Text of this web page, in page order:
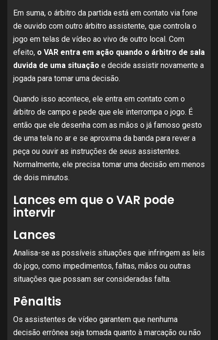
Em suma, o árbitro da partida está em contato via fone
de ouvido com outro árbitro assistente, que controla o
jogo em telas de vídeo ao vivo de outro local. Com
efeito, o VAR entra em ação quando o árbitro de sala
duvida de uma situação e decide assistir novamente a
jogada para tomar uma decisão.
Quando isso acontece, ele entra em contato com o
árbitro de campo e pede que ele interrompa o jogo. É
então que ele desenha com as mãos o já famoso gesto
de uma tela no ar e se aproxima da banda para rever a
peça ou ouvir as instruções de seus assistentes.
Normalmente, ele precisa tomar uma decisão em menos
de dois minutos.
Lances em que o VAR pode
intervir
Lances
Analisa-se as possíveis situações que infringem as leis
do jogo, como impedimentos, faltas, mãos ou outras
situações que possam ser consideradas falta.
Pênaltis
Os assistentes de vídeo garantem que nenhuma
decisão errônea seja tomada quanto à marcação ou não